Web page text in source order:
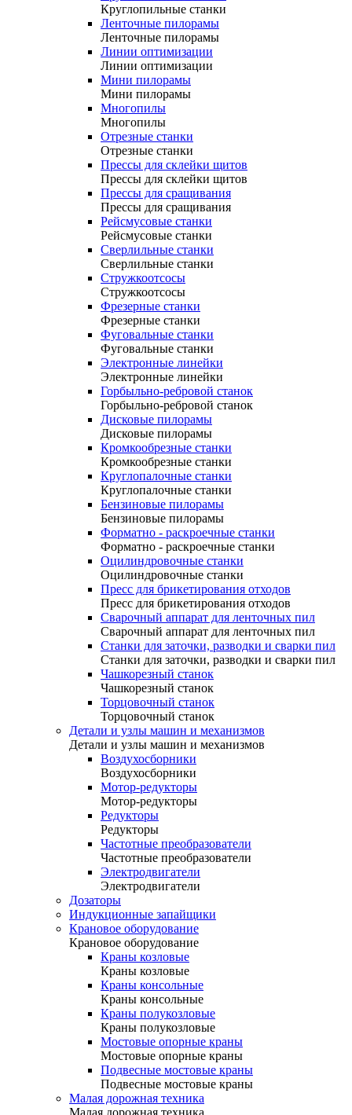
Круглопильные станки
Ленточные пилорамы
Ленточные пилорамы
Линии оптимизации
Линии оптимизации
Мини пилорамы
Мини пилорамы
Многопилы
Многопилы
Отрезные станки
Отрезные станки
Прессы для склейки щитов
Прессы для склейки щитов
Прессы для сращивания
Прессы для сращивания
Рейсмусовые станки
Рейсмусовые станки
Сверлильные станки
Сверлильные станки
Стружкоотсосы
Стружкоотсосы
Фрезерные станки
Фрезерные станки
Фуговальные станки
Фуговальные станки
Электронные линейки
Электронные линейки
Горбыльно-ребровой станок
Горбыльно-ребровой станок
Дисковые пилорамы
Дисковые пилорамы
Кромкообрезные станки
Кромкообрезные станки
Круглопалочные станки
Круглопалочные станки
Бензиновые пилорамы
Бензиновые пилорамы
Форматно - раскроечные станки
Форматно - раскроечные станки
Оцилиндровочные станки
Оцилиндровочные станки
Пресс для брикетирования отходов
Пресс для брикетирования отходов
Сварочный аппарат для ленточных пил
Сварочный аппарат для ленточных пил
Станки для заточки, разводки и сварки пил
Станки для заточки, разводки и сварки пил
Чашкорезный станок
Чашкорезный станок
Торцовочный станок
Торцовочный станок
Детали и узлы машин и механизмов
Детали и узлы машин и механизмов
Воздухосборники
Воздухосборники
Мотор-редукторы
Мотор-редукторы
Редукторы
Редукторы
Частотные преобразователи
Частотные преобразователи
Электродвигатели
Электродвигатели
Дозаторы
Индукционные запайщики
Крановое оборудование
Крановое оборудование
Краны козловые
Краны козловые
Краны консольные
Краны консольные
Краны полукозловые
Краны полукозловые
Мостовые опорные краны
Мостовые опорные краны
Подвесные мостовые краны
Подвесные мостовые краны
Малая дорожная техника
Малая дорожная техника